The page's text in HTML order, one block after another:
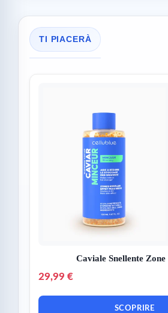
TI PIACERÀ
Caviale Snellente
29,99 €
SCOPRIRE